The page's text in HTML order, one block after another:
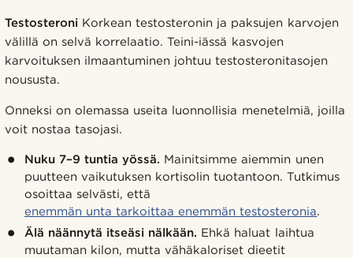
Testosteroni Korkean testosteronin ja paksujen karvojen
välillä on selvä korrelaatio. Teini-iässä kasvojen
karvoituksen ilmaantuminen johtuu testosteronitasojen
noususta.
Onneksi on olemassa useita luonnollisia menetelmiä, joilla
voit nostaa tasojasi.
Nuku 7–9 tuntia yössä. Mainitsimme aiemmin unen
puutteen vaikutuksen kortisolin tuotantoon. Tutkimus
osoittaa selvästi, että
enemmän unta tarkoittaa enemmän testosteronia.
Älä näännytä itseäsi nälkään. Ehkä haluat laihtua
muutaman kilon, mutta vähäkaloriset dieetit